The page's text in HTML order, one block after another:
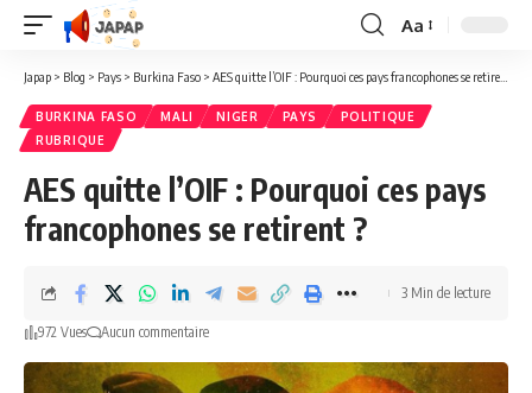
Redimensionner
Aa
Japap > Blog > Pays > Burkina Faso > AES quitte l’OIF : Pourquoi ces pays francophones se retirent ?
BURKINA FASO MALI NIGER PAYS
POLITIQUE
RUBRIQUE
AES quitte l’OIF : Pourquoi ces pays
francophones se retirent ?
972 Vues Aucun commentaire
3 Min de lecture